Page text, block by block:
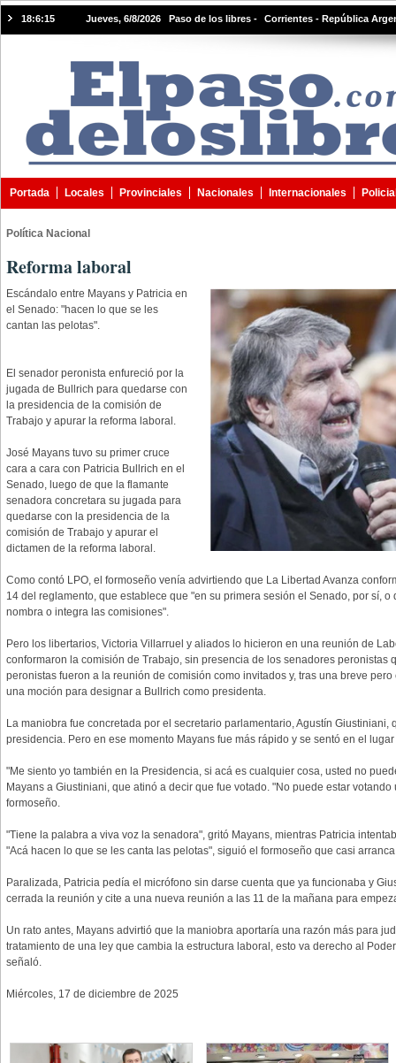
18:6:15 Jueves, 6/8/2026 Paso de los libres - Corrientes - República
Portada Locales Provinciales Nacionales Internacionales
Política Nacional
Reforma laboral
Escándalo entre Mayans y Patricia en
el Senado: "hacen lo que se les
cantan las pelotas".
El senador peronista enfureció por la
jugada de Bullrich para quedarse con
la presidencia de la comisión de
Trabajo y apurar la reforma laboral.
José Mayans tuvo su primer cruce
cara a cara con Patricia Bullrich en el
Senado, luego de que la flamante
senadora concretara su jugada para
quedarse con la presidencia de la
comisión de Trabajo y apurar el
dictamen de la reforma laboral.
Como contó LPO, el formoseño venía advirtiendo que La Libertad Avanza
14 del reglamento, que establece que "en su primera sesión el Senado, por sí,
nombra o integra las comisiones".
Pero los libertarios, Victoria Villarruel y aliados lo hicieron en una reunión de
conformaron la comisión de Trabajo, sin presencia de los senadores peronistas
peronistas fueron a la reunión de comisión como invitados y, tras una breve
una moción para designar a Bullrich como presidenta.
La maniobra fue concretada por el secretario parlamentario, Agustín
presidencia. Pero en ese momento Mayans fue más rápido y se sentó en el
"Me siento yo también en la Presidencia, si acá es cualquier cosa, usted no
Mayans a Giustiniani, que atinó a decir que fue votado. "No puede estar
formoseño.
"Tiene la palabra a viva voz la senadora", gritó Mayans, mientras Patricia
"Acá hacen lo que se les canta las pelotas", siguió el formoseño que casi
Paralizada, Patricia pedía el micrófono sin darse cuenta que ya funcionaba y
cerrada la reunión y cite a una nueva reunión a las 11 de la mañana para
Un rato antes, Mayans advirtió que la maniobra aportaría una razón más para
tratamiento de una ley que cambia la estructura laboral, esto va derecho al
señaló.
Miércoles, 17 de diciembre de 2025